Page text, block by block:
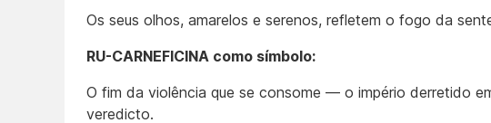
Os seus olhos, amarelos e serenos, refletem o fogo da
RU-CARNEFICINA como símbolo:
O fim da violência que se consome — o império derretido
veredicto.